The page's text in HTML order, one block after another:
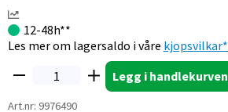
12-48h**
Les mer om lagersaldo i våre kjopsvilkar*
Legg i handlekurven
Art.nr: 9976490